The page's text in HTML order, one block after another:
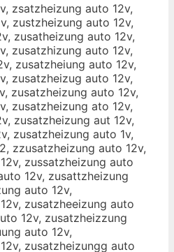
zsatzheizung auto 12v,
zustzheizung auto 12v,
zusatheizung auto 12v,
zusatzhizung auto 12v,
zusatzheiung auto 12v,
zusatzheizug auto 12v,
zusatzheizung auto 12v,
zusatzheizung ato 12v,
zusatzheizung aut 12v,
zusatzheizung auto 1v,
zzusatzheizung auto 12v,
zussatzheizung auto
12v, zusattzheizung
auto 12v,
zusatzheeizung auto
12v, zusatzheizzung
auto 12v,
zusatzheizungg auto